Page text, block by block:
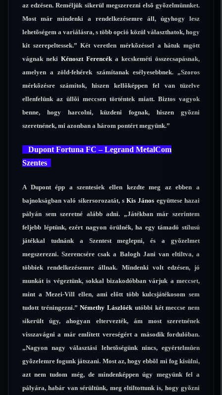
az edzésen. Reméljük sikerül megszerezni elsõ gyõzelmünnket.
Most már mindenki a rendelkezésemre áll, úgyhogy lesz
lehetõségem a variálásra, s több opció közül választhatok, hogy
kit szerepeltessek.” Két veretlen mérkõzéssel a hátuk mgött
vágnak neki Kénoszt Ferencéka kecskeméti összecsapásnak,
amelyen a zöld-fehérek számítanak esélyesebbnek. „Szoros
mérkõzésre számítok, hiszen kellõképpen fel van tüzelve
ellenfelünk az üllõi meccsen történtek miatt. Biztos vagyok
benne, hogy harcolni, küzdeni fognak, hiszen gyõzni
szeretnének, mi azonban a három pontért megyünk.”
Dupont Fortuna FC – Legrand MetalCom
Szentes
A Dupont épp a szentesiek ellen kezdte meg az ebben a
bajnokságban való sikersorozatát, sKis János együttese hazai
pályán sem szeretné alább adni. „Játékban már szerintem
feljebb léptünk, ezért nagyon örülnék, ha egy támadó stílusú
játékkal tudnánk a Szentest meglepni, és a gyõzelmet
megszerezni. Szerencsére csak a Balogh Jani van eltiltva, a
többiek rendelkezésemre állnak. Mindenki volt edzésen, jó
munkát is végeztünk, sokkal bizakodóbban várjuk a meccset,
mint a Mezei-Vill ellen, ami elõtt több kulcsjátékosom sem
tudott tréningezni.”Némethy Lászlóékutóbbi két meccse nem
sikerült úgy, ahogyan eltervezték, ám most szeretnének
visszavágni a már említett vereségért a második fordulóban.
„Nagyon nagy választási lehetõségünk nincs, egyértelmûen
gyõzelemre fogunk játszani. Most az, hogy ebbõl mi fog kisülni,
azt nem tudom még, de mindenképpen úgy megyünk fel a
pályára, habár van sérültünk, meg eltiltottunk is, hogy gyõzni